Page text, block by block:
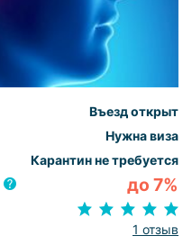
Въезд открыт
Нужна виза
Карантин не требуется
до 7%
1 отзыв